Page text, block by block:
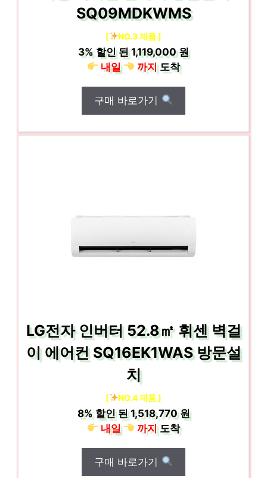
SQ09MDKWMS
[ NO.3 제품 ]
3% 할인 된1,119,000 원
내일
까지도착
구매 바로가기
LG전자 인버터 52.8㎡ 휘센 벽걸
이 에어컨 SQ16EK1WAS 방문설
치
[ NO.4 제품 ]
8%할인 된1,518,770 원
내일
까지도착
구매 바로가기